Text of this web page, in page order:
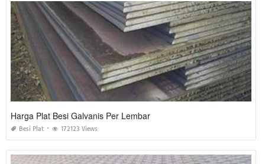
Harga Plat Besi Galvanis Per Lembar
Besi Plat 172123 Views